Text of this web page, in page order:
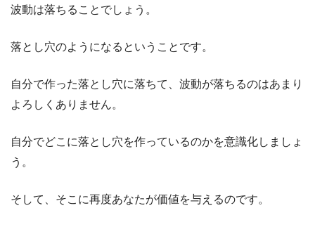
波動は落ちることでしょう。
落とし穴のようになるということです。
自分で作った落とし穴に落ちて、波動が落ちるのはあまり
よろしくありません。
自分でどこに落とし穴を作っているのかを意識化しましょ
う。
そして、そこに再度あなたが価値を与えるのです。